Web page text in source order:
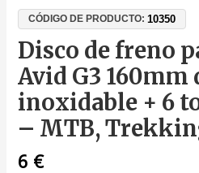
CÓDIGO DE PRODUCTO:10350
Disco de freno
Avid G3 160mm
inoxidable + 6
– MTB,
6 €